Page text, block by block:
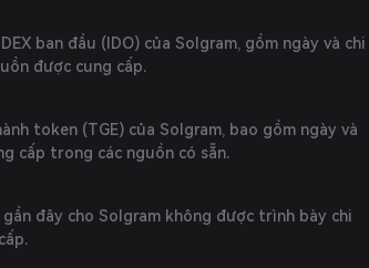
ban đầu (IDO) của Solgram, gồm ngày và chi
được cung cấp.
token (TGE) của Solgram, bao gồm ngày và
cấp trong các nguồn có sẵn.
đây cho Solgram không được trình bày chi